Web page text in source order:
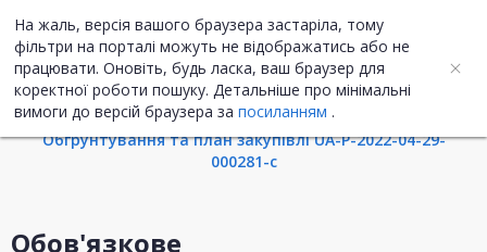
На жаль, версія вашого браузера застаріла, тому
фільтри на порталі можуть не відображатись або не
працювати. Оновіть, будь ласка, ваш браузер для
коректної роботи пошуку. Детальніше про мінімальні
вимоги до версій браузера за посиланням .
UA ENG
Інформація про закупівлю
Обгрунтування та план закупівлі UA-P-2022-04-29-
000281-c
Обов'язкове